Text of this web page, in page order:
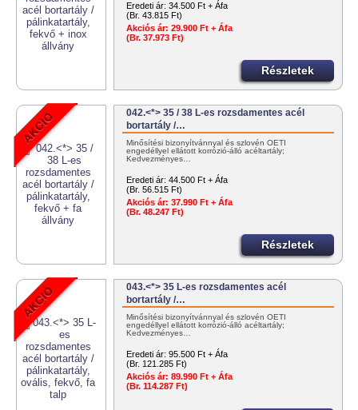
Eredeti ár: 34.500 Ft + Áfa
(Br. 43.815 Ft)
Akciós ár: 29.900 Ft + Áfa
(Br. 37.973 Ft)
Részletek
042.<*> 35 / 38 L-es rozsdamentes acél
bortartály /…
Minősítési bizonyítvánnyal és szlovén OÉTI
engedéllyel ellátott korrózió-álló acéltartály;
Kedvezményes…
Eredeti ár: 44.500 Ft + Áfa
(Br. 56.515 Ft)
Akciós ár: 37.990 Ft + Áfa
(Br. 48.247 Ft)
Részletek
043.<*> 35 L-es rozsdamentes acél
bortartály /…
Minősítési bizonyítvánnyal és szlovén OÉTI
engedéllyel ellátott korrózió-álló acéltartály;
Kedvezményes…
Eredeti ár: 95.500 Ft + Áfa
(Br. 121.285 Ft)
Akciós ár: 89.990 Ft + Áfa
(Br. 114.287 Ft)